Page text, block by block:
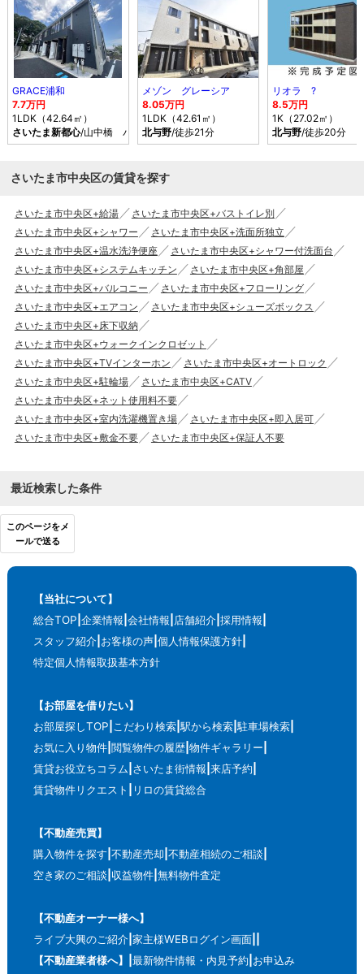
GRACE浦和
7.7万円
1LDK（42.64㎡）
さいたま新都心/山中橋 バス乗車時間20分 停歩8分
メゾン グレーシア
8.05万円
1LDK（42.61㎡）
北与野/徒歩21分
リオラ ?
8.5万円
1K（27.02㎡）
北与野/徒歩20分
さいたま市中央区の賃貸を探す
さいたま市中央区+給湯
さいたま市中央区+バストイレ別
さいたま市中央区+シャワー
さいたま市中央区+洗面所独立
さいたま市中央区+温水洗浄便座
さいたま市中央区+シャワー付洗面台
さいたま市中央区+システムキッチン
さいたま市中央区+角部屋
さいたま市中央区+バルコニー
さいたま市中央区+フローリング
さいたま市中央区+エアコン
さいたま市中央区+シューズボックス
さいたま市中央区+床下収納
さいたま市中央区+ウォークインクロゼット
さいたま市中央区+TVインターホン
さいたま市中央区+オートロック
さいたま市中央区+駐輪場
さいたま市中央区+CATV
さいたま市中央区+ネット使用料不要
さいたま市中央区+室内洗濯機置き場
さいたま市中央区+即入居可
さいたま市中央区+敷金不要
さいたま市中央区+保証人不要
最近検索した条件
このページをメ
ールで送る
【当社について】
総合TOP 企業情報 会社情報 店舗紹介 採用情報
スタッフ紹介 お客様の声 個人情報保護方針
特定個人情報取扱基本方針
【お部屋を借りたい】
お部屋探しTOP こだわり検索 駅から検索 駐車場検索
お気に入り物件 閲覧物件の履歴 物件ギャラリー
賃貸お役立ちコラム さいたま街情報 来店予約
賃貸物件リクエスト
リロの賃貸総合
【不動産売買】
購入物件を探す 不動産売却 不動産相続のご相談
空き家のご相談 収益物件 無料物件査定
【不動産オーナー様へ】
ライブ大興のご紹介 家主様WEBログイン画面
【不動産業者様へ】
最新物件情報・内見予約 お申込み